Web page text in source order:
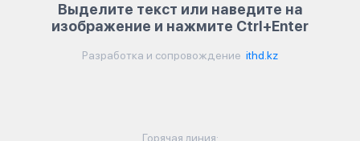
Выделите текст или наведите на
изображение и нажмите Ctrl+Enter
Разработка и сопровождение ithd.kz
Горячая линия: